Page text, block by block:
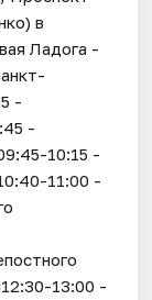
в
Ладога -
-
-
10:15 -
11:00 -
13:00 -